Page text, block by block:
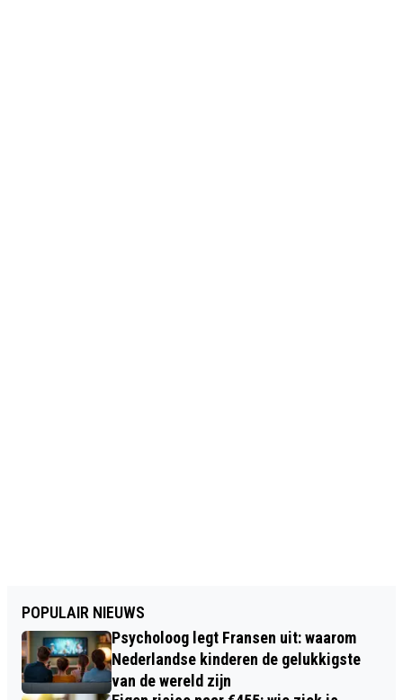
POPULAIR NIEUWS
Psycholoog legt Fransen uit: waarom
Nederlandse kinderen de gelukkigste
van de wereld zijn